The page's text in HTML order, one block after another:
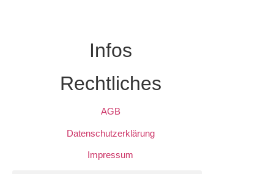
Infos
Rechtliches
AGB
Datenschutzerklärung
Impressum